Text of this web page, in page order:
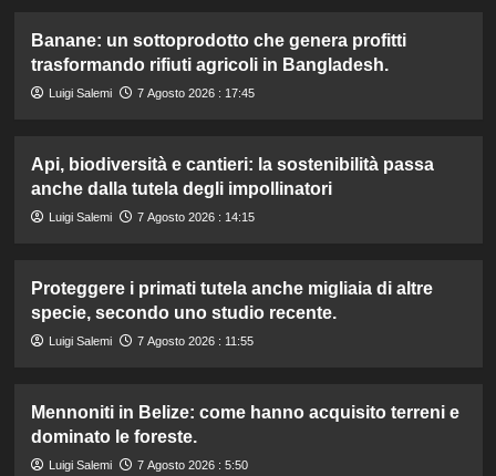
Banane: un sottoprodotto che genera profitti
trasformando rifiuti agricoli in Bangladesh.
Luigi Salemi 7 Agosto 2026 : 17:45
Api, biodiversità e cantieri: la sostenibilità passa
anche dalla tutela degli impollinatori
Luigi Salemi 7 Agosto 2026 : 14:15
Proteggere i primati tutela anche migliaia di altre
specie, secondo uno studio recente.
Luigi Salemi 7 Agosto 2026 : 11:55
Mennoniti in Belize: come hanno acquisito terreni e
dominato le foreste.
Luigi Salemi 7 Agosto 2026 : 5:50